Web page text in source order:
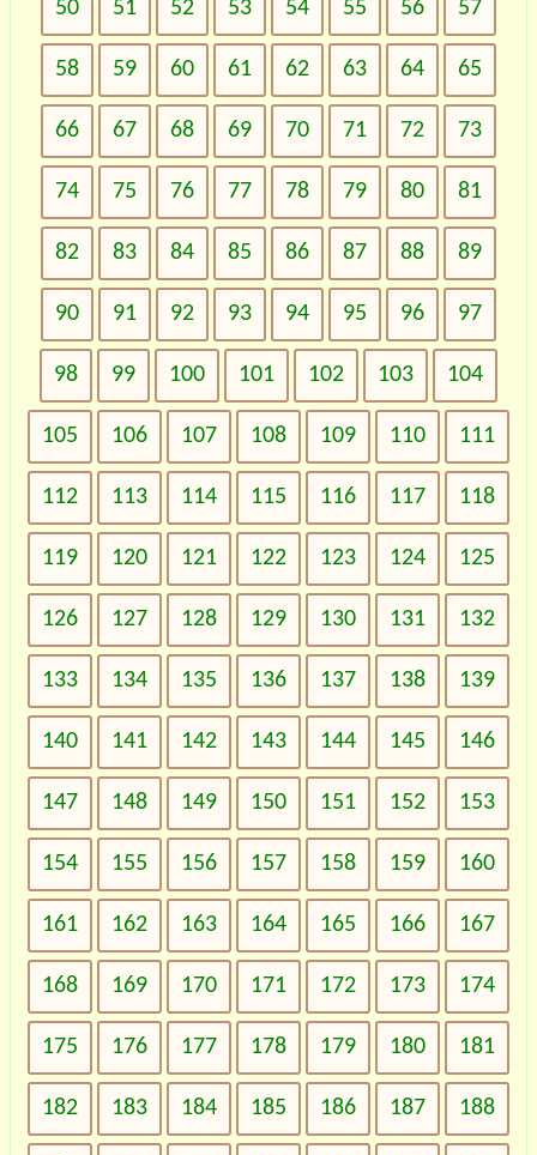
50 51 52 53 54 55 56 57
58 59 60 61 62 63 64 65
66 67 68 69 70 71 72 73
74 75 76 77 78 79 80 81
82 83 84 85 86 87 88 89
90 91 92 93 94 95 96 97
98 99 100 101 102 103 104
105 106 107 108 109 110 111
112 113 114 115 116 117 118
119 120 121 122 123 124 125
126 127 128 129 130 131 132
133 134 135 136 137 138 139
140 141 142 143 144 145 146
147 148 149 150 151 152 153
154 155 156 157 158 159 160
161 162 163 164 165 166 167
168 169 170 171 172 173 174
175 176 177 178 179 180 181
182 183 184 185 186 187 188